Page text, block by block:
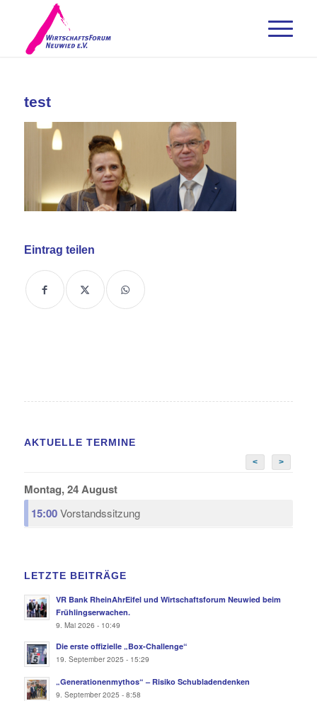
test
Eintrag teilen
AKTUELLE TERMINE
< >
Montag, 24 August
15:00Vorstandssitzung
LETZTE BEITRÄGE
VR Bank RheinAhrEifel und Wirtschaftsforum Neuwied beim
Frühlingserwachen.
9. Mai 2026 - 10:49
Die erste offizielle „Box-Challenge“
19. September 2025 - 15:29
„Generationenmythos“ – Risiko Schubladendenken
9. September 2025 - 8:58